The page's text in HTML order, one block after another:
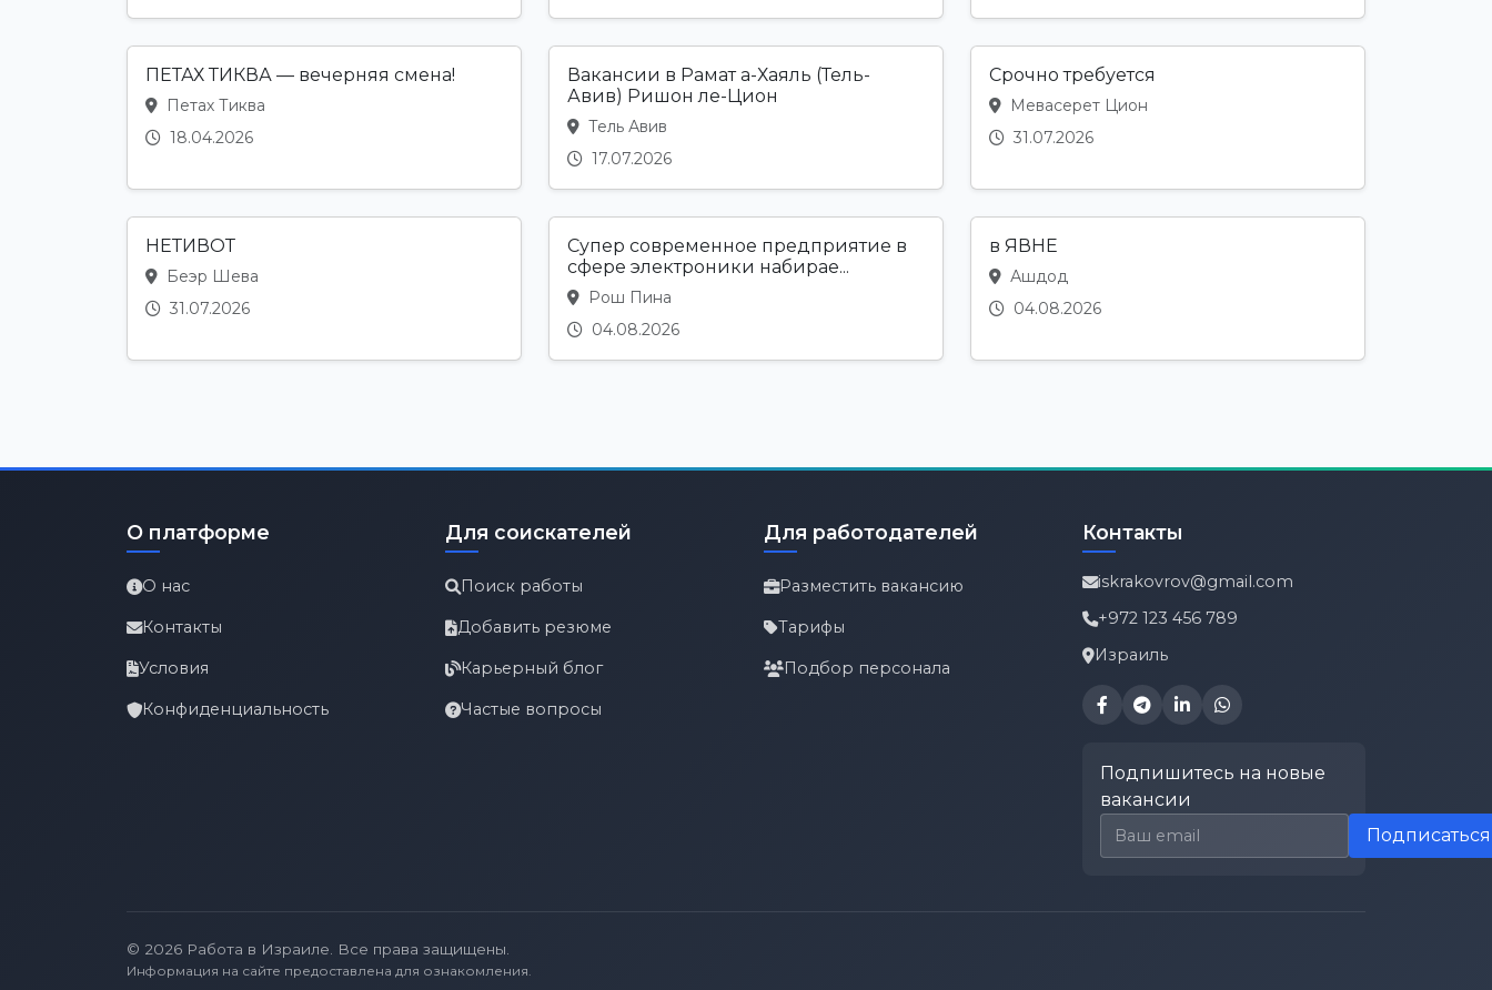
ПЕТАХ ТИКВА — вечерняя смена!
Петах Тиква
18.04.2026
Вакансии в Рамат а-Хаяль (Тель-
Авив) Ришон ле-Цион
Тель Авив
17.07.2026
Срочно требуется
Мевасерет Цион
31.07.2026
НЕТИВОТ
Беэр Шева
31.07.2026
Супер современное предприятие в
сфере электроники набирае...
Рош Пина
04.08.2026
в ЯВНЕ
Ашдод
04.08.2026
О платформе
О нас
Контакты
Условия
Конфиденциальность
Для соискателей
Поиск работы
Добавить резюме
Карьерный блог
Частые вопросы
Для работодателей
Разместить вакансию
Тарифы
Подбор персонала
Контакты
iskrakovrov@gmail.com
+972 123 456 789
Израиль
Подпишитесь на новые
вакансии
Email для подписки
Подписаться
© 2026 Работа в Израиле. Все права защищены.
Информация на сайте предоставлена для ознакомления.